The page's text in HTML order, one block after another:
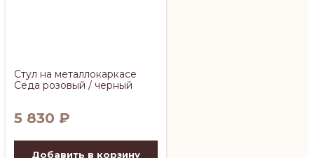
Стул на металлокаркасе
Седа розовый / черный
5 830 ₽
Добавить в корзину